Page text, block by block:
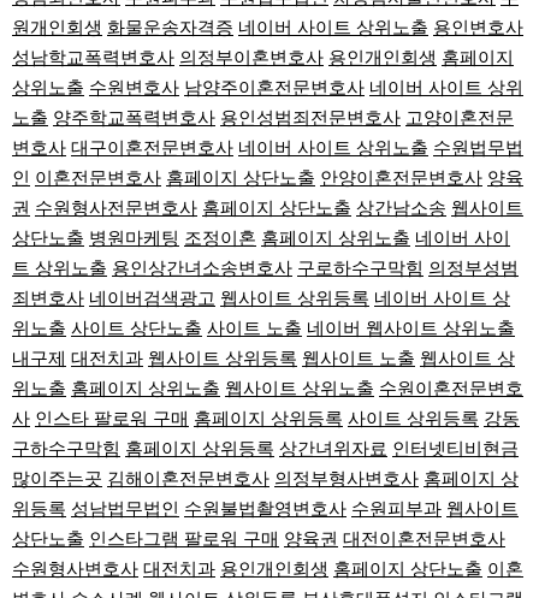
원개인회생 화물운송자격증 네이버 사이트 상위노출 용인변호사
성남학교폭력변호사 의정부이혼변호사 용인개인회생 홈페이지
상위노출 수원변호사 남양주이혼전문변호사 네이버 사이트 상위
노출 양주학교폭력변호사 용인성범죄전문변호사 고양이혼전문
변호사 대구이혼전문변호사 네이버 사이트 상위노출 수원법무법
인
이혼전문변호사 홈페이지 상단노출 안양이혼전문변호사 양육
권 수원형사전문변호사 홈페이지 상단노출 상간남소송 웹사이트
상단노출 병원마케팅 조정이혼 홈페이지 상위노출 네이버 사이
트 상위노출 용인상간녀소송변호사 구로하수구막힘 의정부성범
죄변호사 네이버검색광고 웹사이트 상위등록 네이버 사이트 상
위노출 사이트 상단노출 사이트 노출 네이버 웹사이트 상위노출
내구제 대전치과 웹사이트 상위등록 웹사이트 노출 웹사이트 상
위노출 홈페이지 상위노출 웹사이트 상위노출 수원이혼전문변호
사 인스타 팔로워 구매 홈페이지 상위등록 사이트 상위등록 강동
구하수구막힘 홈페이지 상위등록 상간녀위자료 인터넷티비현금
많이주는곳 김해이혼전문변호사 의정부형사변호사 홈페이지 상
위등록 성남법무법인 수원불법촬영변호사 수원피부과 웹사이트
상단노출 인스타그램 팔로워 구매 양육권 대전이혼전문변호사
수원형사변호사 대전치과 용인개인회생 홈페이지 상단노출 이혼